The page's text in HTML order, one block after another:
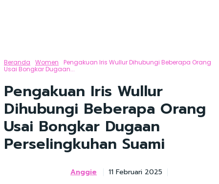
Beranda Women
Pengakuan Iris Wullur Dihubungi Beberapa Orang
Usai Bongkar Dugaan...
Pengakuan Iris Wullur
Dihubungi Beberapa Orang
Usai Bongkar Dugaan
Perselingkuhan Suami
Anggie 11 Februari 2025